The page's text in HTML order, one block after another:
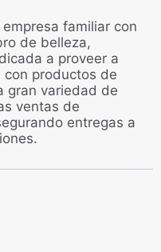
empresa familiar con
de belleza,
a proveer a
productos de
gran variedad de
ventas de
entregas a